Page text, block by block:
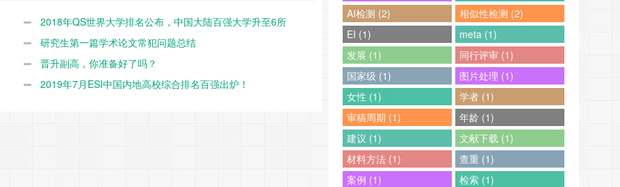
2018年QS世界大学排名公布，中国大陆百强大学升至6所
研究生第一篇学术论文常犯问题总结
晋升副高，你准备好了吗？
2019年7月ESI中国内地高校综合排名百强出炉！
AI检测 (2)
相似性检测 (2)
EI (1)
meta (1)
发展 (1)
同行评审 (1)
国家级 (1)
图片处理 (1)
女性 (1)
学者 (1)
审稿周期 (1)
年龄 (1)
建议 (1)
文献下载 (1)
材料方法 (1)
查重 (1)
案例 (1)
检索 (1)